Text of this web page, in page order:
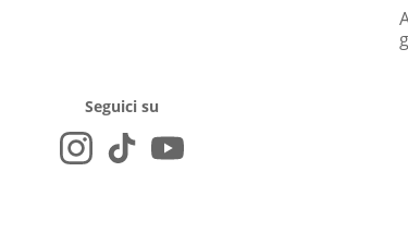
Seguici su